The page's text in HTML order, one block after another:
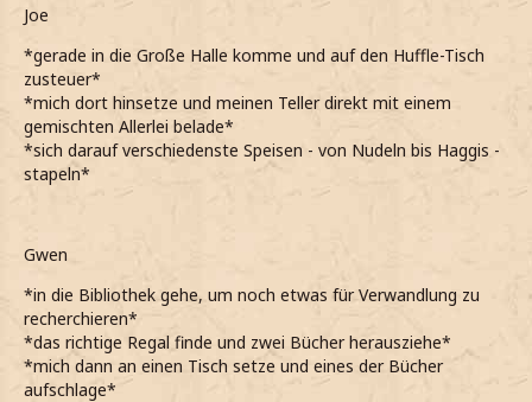
Joe
*gerade in die Große Halle komme und auf den Huffle-Tisch
zusteuer*
*mich dort hinsetze und meinen Teller direkt mit einem
gemischten Allerlei belade*
*sich darauf verschiedenste Speisen - von Nudeln bis Haggis -
stapeln*
Gwen
*in die Bibliothek gehe, um noch etwas für Verwandlung zu
recherchieren*
*das richtige Regal finde und zwei Bücher herausziehe*
*mich dann an einen Tisch setze und eines der Bücher
aufschlage*